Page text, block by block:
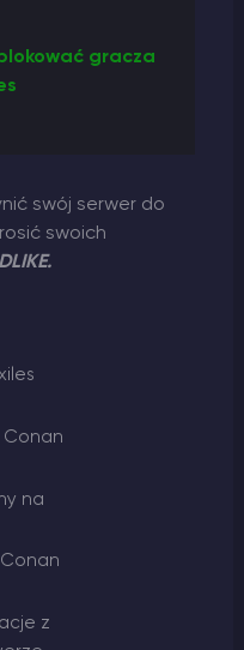
gracza
swój serwer do
swoich
Conan
na
z